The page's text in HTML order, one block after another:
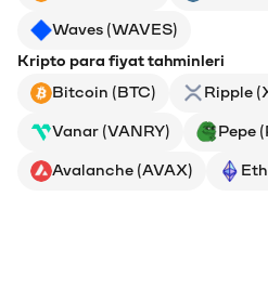
Waves (WAVES)
Kripto para fiyat tahminleri
Bitcoin (BTC)
Ripple
Vanar (VANRY) Pepe
Avalanche (AVAX)